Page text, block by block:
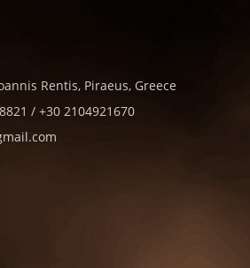
Rentis, Piraeus, Greece
/ +30 2104921670